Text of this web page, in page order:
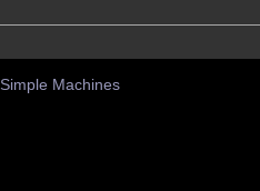
Simple Machines